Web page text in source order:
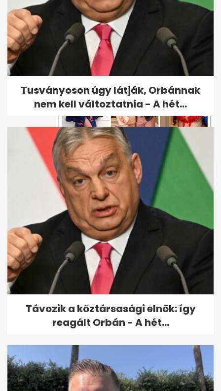
Egy nappal a Story Gála előtt
ismerte meg barátnőjét Rippel
Feri
Riasztjuk a divatrendőrséget -
a legnagyobb melléfogások a
Story...
Tusványoson úgy látják, Orbánnak
nem kell változtatnia - A hét...
Távozik a köztársasági elnök: így
reagált Orbán - A hét...